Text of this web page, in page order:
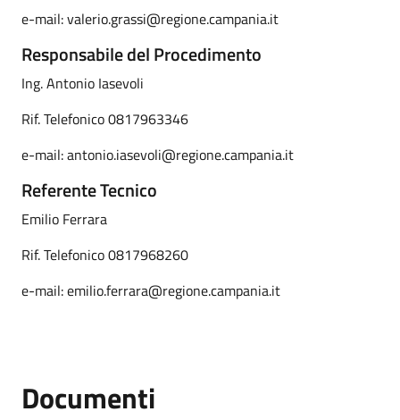
e-mail: valerio.grassi@regione.campania.it
Responsabile del Procedimento
Ing. Antonio Iasevoli
Rif. Telefonico 0817963346
e-mail: antonio.iasevoli@regione.campania.it
Referente Tecnico
Emilio Ferrara
Rif. Telefonico 0817968260
e-mail: emilio.ferrara@regione.campania.it
Documenti